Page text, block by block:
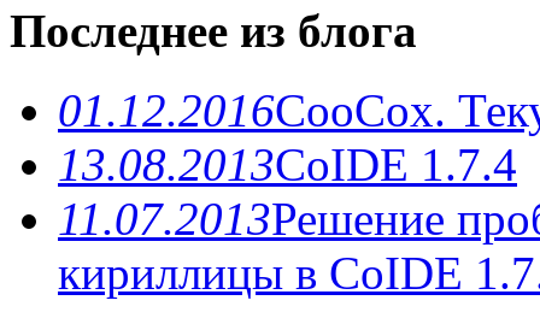
Последнее из блога
01.12.2016CooCox.
13.08.2013CoIDE 1.7.4
11.07.2013Решение
кириллицы в CoIDE